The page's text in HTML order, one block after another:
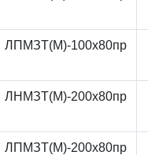
ЛПМЗТ(М)-100x80пр
ЛНМЗТ(М)-200x80пр
ЛПМЗТ(М)-200x80пр